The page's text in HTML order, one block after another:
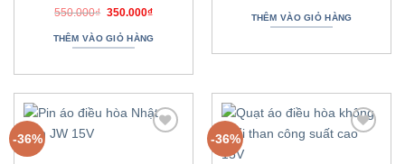
550.000₫ Giá
là:
550.000₫.
350.000₫Giá
tại
là:
THÊM VÀO GIỎ HÀNG
là:
1.500.000₫.
THÊM VÀO GIỎ HÀNG
-36% -36%